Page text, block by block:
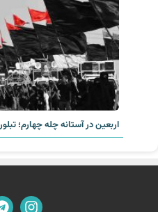
اربعین در آستانه چله چهارم؛